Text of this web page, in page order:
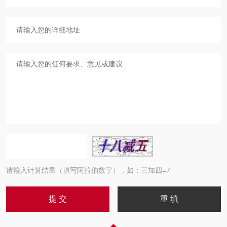
请输入计算结果（填写阿拉伯数字），如：三加四=7